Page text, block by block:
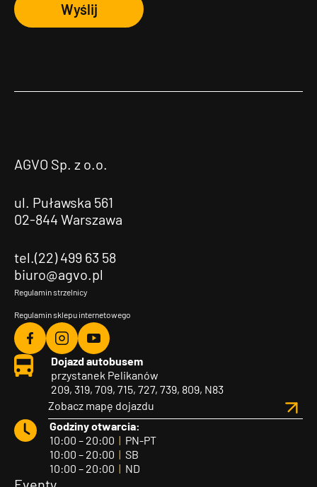
Wyślij
AGVO Sp. z o.o.
ul. Puławska 561
02-844 Warszawa
tel.(22) 499 63 58
biuro@agvo.pl
Regulamin strzelnicy
Regulamin sklepu internetowego
Agvo
Facebook
Agvo
Instagram
Agvo
YouTube
Dojazd autobusem
przystanek Pelikanów
209, 319, 709, 715, 727, 739, 809, N83
Zobacz mapę dojazdu
Godziny otwarcia:
10:00 – 20:00 | PN-PT
10:00 – 20:00 | SB
10:00 – 20:00 | ND